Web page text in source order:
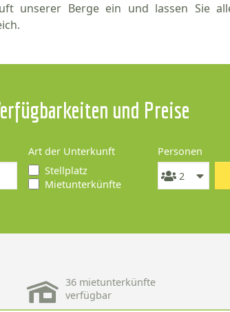
unserer Berge ein und lassen Sie
und Preise
Art der Unterkunft
Stellplatz
Mietunterkünfte
Personen
36 mietunterkünfte
verfügbar